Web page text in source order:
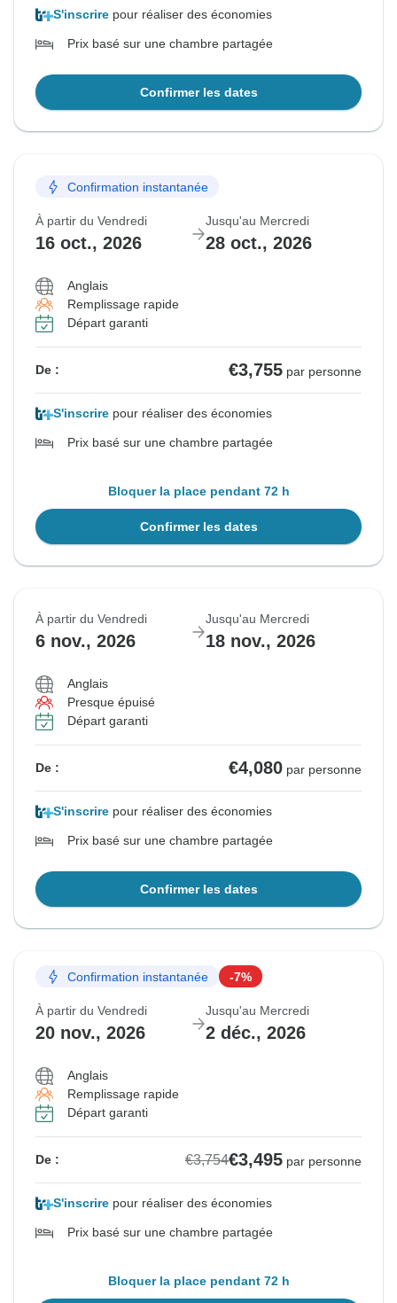
S'inscrire pour réaliser des économies
Prix basé sur une chambre partagée
Confirmer les dates
Confirmation instantanée
À partir du Vendredi
16 oct., 2026
Jusqu'au Mercredi
28 oct., 2026
Anglais
Remplissage rapide
Départ garanti
De : €3,755 par personne
S'inscrire pour réaliser des économies
Prix basé sur une chambre partagée
Bloquer la place pendant 72 h
Confirmer les dates
À partir du Vendredi
6 nov., 2026
Jusqu'au Mercredi
18 nov., 2026
Anglais
Presque épuisé
Départ garanti
De : €4,080 par personne
S'inscrire pour réaliser des économies
Prix basé sur une chambre partagée
Confirmer les dates
Confirmation instantanée -7%
À partir du Vendredi
20 nov., 2026
Jusqu'au Mercredi
2 déc., 2026
Anglais
Remplissage rapide
Départ garanti
De : €3,754€3,495 par personne
S'inscrire pour réaliser des économies
Prix basé sur une chambre partagée
Bloquer la place pendant 72 h